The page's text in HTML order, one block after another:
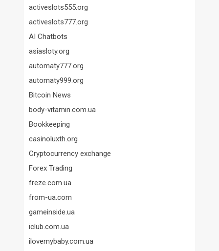
activeslots555.org
activeslots777.org
AI Chatbots
asiasloty.org
automaty777.org
automaty999.org
Bitcoin News
body-vitamin.com.ua
Bookkeeping
casinoluxth.org
Cryptocurrency exchange
Forex Trading
freze.com.ua
from-ua.com
gameinside.ua
iclub.com.ua
ilovemybaby.com.ua